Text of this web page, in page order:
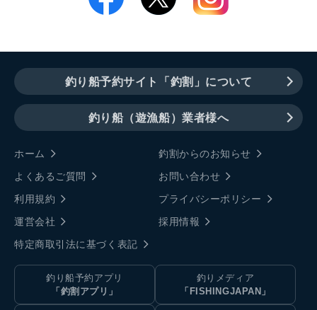
釣り船予約サイト「釣割」について
釣り船（遊漁船）業者様へ
ホーム
釣割からのお知らせ
よくあるご質問
お問い合わせ
利用規約
プライバシーポリシー
運営会社
採用情報
特定商取引法に基づく表記
釣り船予約アプリ
「釣割アプリ」
釣りメディア
「FISHINGJAPAN」